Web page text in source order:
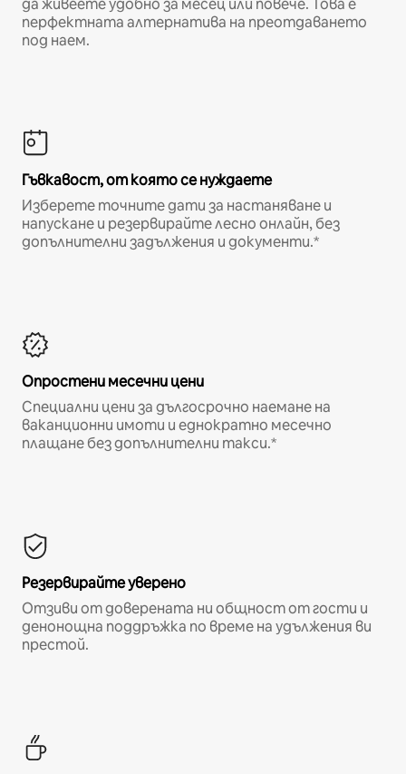
перфектната алтернатива на преотдаването
под наем.
Гъвкавост, от която се нуждаете
Изберете точните дати за настаняване и
напускане и резервирайте лесно онлайн, без
допълнителни задължения и документи.*
Опростени месечни цени
Специални цени за дългосрочно наемане на
ваканционни имоти и еднократно месечно
плащане без допълнителни такси.*
Резервирайте уверено
Отзиви от доверената ни общност от гости и
денонощна поддръжка по време на удължения ви
престой.